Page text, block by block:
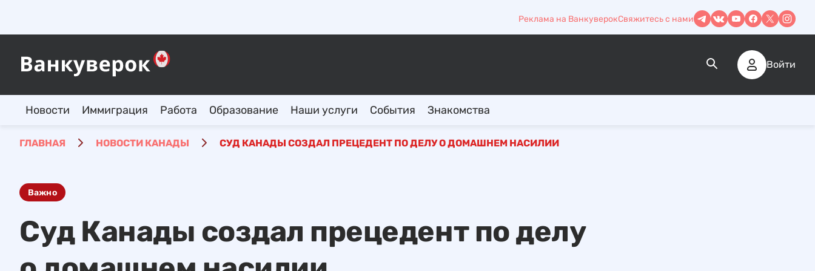
Реклама на ВанкуверокСвяжитесь с нами
Войти
Новости Иммиграция Работа Образование Наши услуги События Знакомства
ГЛАВНАЯ НОВОСТИ КАНАДЫ СУД КАНАДЫ СОЗДАЛ ПРЕЦЕДЕНТ ПО ДЕЛУ О ДОМАШНЕМ НАСИЛИИ
Важно
Суд Канады создал прецедент по делу